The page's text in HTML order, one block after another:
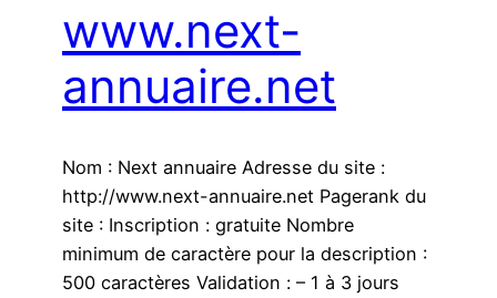
www.next-
annuaire.net
Nom : Next annuaire Adresse du site :
http://www.next-annuaire.net Pagerank du
site : Inscription : gratuite Nombre
minimum de caractère pour la description :
500 caractères Validation : – 1 à 3 jours